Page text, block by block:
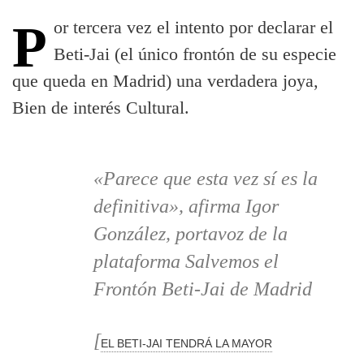
Por tercera vez el intento por declarar el Beti-Jai (el único frontón de su especie
que queda en Madrid) una verdadera joya,
Bien de interés Cultural.
«Parece que esta vez sí es la
definitiva», afirma Igor
González, portavoz de la
plataforma Salvemos el
Frontón Beti-Jai de Madrid
[EL BETI-JAI TENDRÁ LA MAYOR